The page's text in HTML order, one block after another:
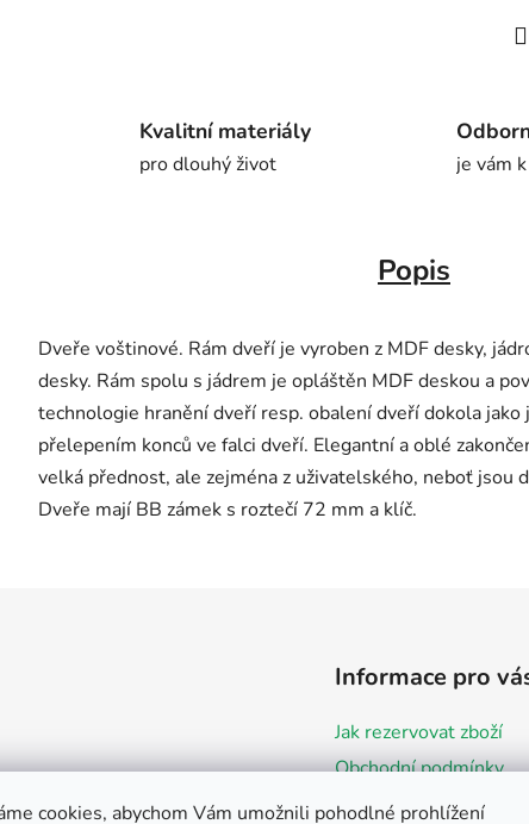
cookies, abychom Vám umožnili pohodlné prohlížení
Kvalitní materiály
pro dlouhý život je vám
Popis
Dveře voštinové. Rám dveří je vyroben z MDF desky,
desky. Rám spolu s jádrem je opláštěn MDF deskou a
technologie hranění dveří resp. obalení dveří dokola
přelepením konců ve falci dveří. Elegantní a oblé
velká přednost, ale zejména z uživatelského, neboť jsou
Dveře mají BB zámek s roztečí 72 mm a klíč.
Informace pro
Jak rezervovat zboží
Obchodní podmínky
Podmínky ochrany